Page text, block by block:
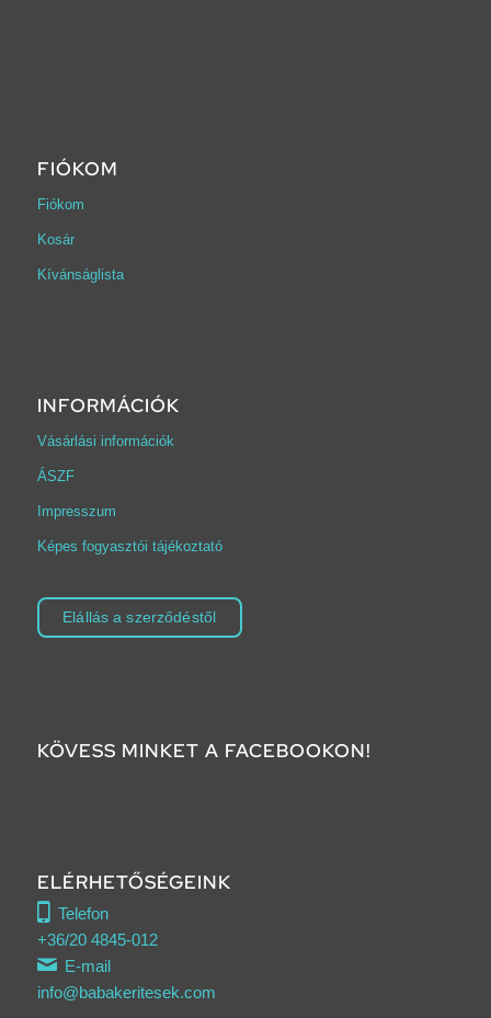
FIÓKOM
Fiókom
Kosár
Kívánságlista
INFORMÁCIÓK
Vásárlási információk
ÁSZF
Impresszum
Képes fogyasztói tájékoztató
Elállás a szerződéstől
KÖVESS MINKET A FACEBOOKON!
ELÉRHETŐSÉGEINK
Telefon
+36/20 4845-012
E-mail
info@babakeritesek.com